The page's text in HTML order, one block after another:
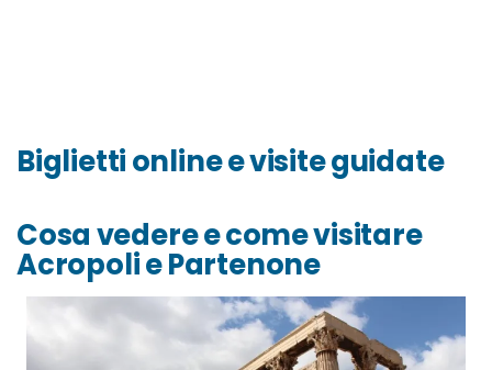
Biglietti online e visite guidate
Cosa vedere e come visitare
Acropoli e Partenone